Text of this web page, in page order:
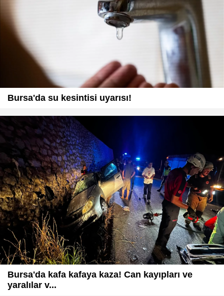
Bursa'da su kesintisi uyarısı!
Bursa'da kafa kafaya kaza! Can kayıpları ve
yaralılar v...